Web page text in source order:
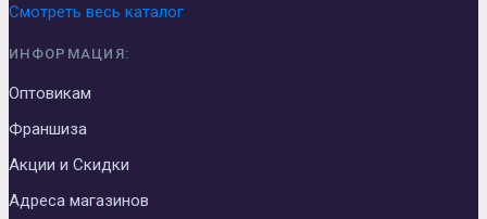
Смотреть весь каталог
ИНФОРМАЦИЯ:
Оптовикам
Франшиза
Акции и Скидки
Адреса магазинов